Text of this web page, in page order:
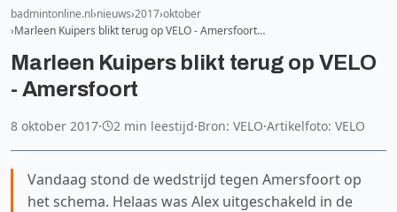
badmintonline.nl nieuws 2017 oktober
Marleen Kuipers blikt terug op VELO - Amersfoort…
Marleen Kuipers blikt terug op VELO
- Amersfoort
8 oktober 2017· 2 min leestijd·Bron: VELO·Artikelfoto: VELO
Vandaag stond de wedstrijd tegen Amersfoort op
het schema. Helaas was Alex uitgeschakeld in de